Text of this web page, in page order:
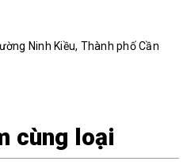
Ninh Kiều, Thành phố Cần
cùng loại